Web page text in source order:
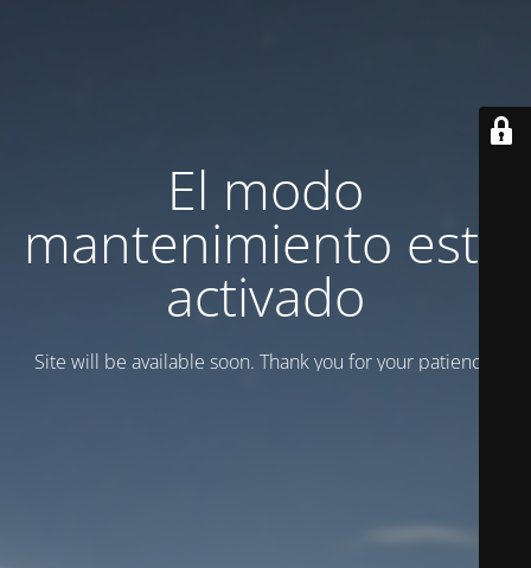
El modo
mantenimiento está
activado
Site will be available soon. Thank you for your patience!